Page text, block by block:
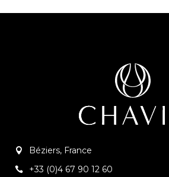
Béziers, France
+33 (0)4 67 90 12 60